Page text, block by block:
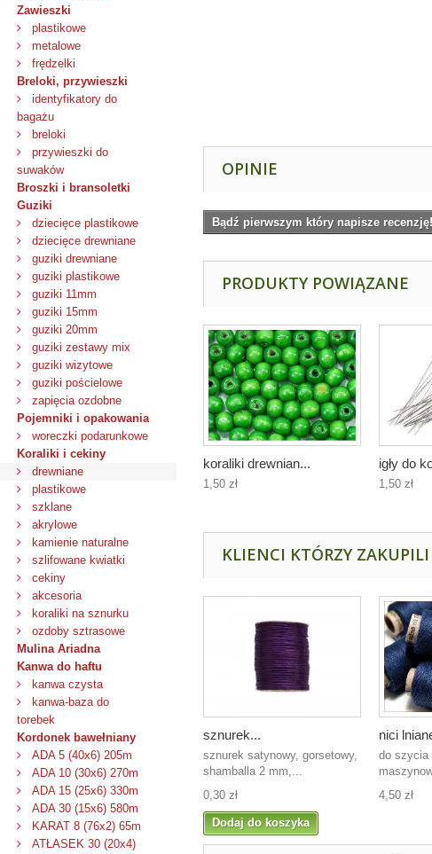
Zawieszki
plastikowe
metalowe
frędzelki
Breloki, przywieszki
identyfikatory do
bagażu
breloki
przywieszki do
suwaków
Broszki i bransoletki
Guziki
dziecięce plastikowe
dziecięce drewniane
guziki drewniane
guziki plastikowe
guziki 11mm
guziki 15mm
guziki 20mm
guziki zestawy mix
guziki wizytowe
guziki pościelowe
zapięcia ozdobne
Pojemniki i opakowania
woreczki podarunkowe
Koraliki i cekiny
drewniane
plastikowe
szklane
akrylowe
kamienie naturalne
szlifowane kwiatki
cekiny
akcesoria
koraliki na sznurku
ozdoby sztrasowe
Mulina Ariadna
Kanwa do haftu
kanwa czysta
kanwa-baza do
torebek
Kordonek bawełniany
ADA 5 (40x6) 205m
ADA 10 (30x6) 270m
ADA 15 (25x6) 330m
ADA 30 (15x6) 580m
KARAT 8 (76x2) 65m
ATŁASEK 30 (20x4)
OPINIE
Bądź pierwszym który napisze recenzję!
PRODUKTY POWIĄZANE
koraliki drewnian...
1,50 zł
igły do
1,50 zł
KLIENCI KTÓRZY
sznurek...
sznurek satynowy, gorsetowy,
shamballa 2 mm,...
0,30 zł
Dodaj do koszyka
nici
do szycia
4,50 zł